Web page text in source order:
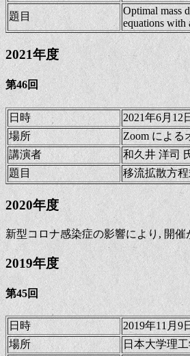
題目
Optimal mass
equations with
2021年度
第46回
日時
2021年6月12
場所
Zoom による
講演者
和久井 洋司
題目
移流拡散方
2020年度
新型コロナ感染症の影響により, 開催
2019年度
第45回
日時
2019年11月9
場所
日本大学理